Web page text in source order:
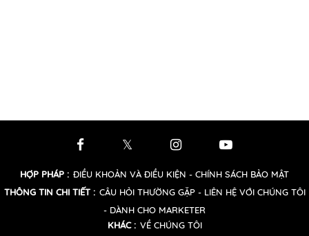
HỢP PHÁP : ĐIỀU KHOẢN VÀ ĐIỀU KIỆN - CHÍNH SÁCH BẢO MẬT
THÔNG TIN CHI TIẾT : CÂU HỎI THƯỜNG GẶP - LIÊN HỆ VỚI CHÚNG TÔI
- DÀNH CHO MARKETER
KHÁC : VỀ CHÚNG TÔI